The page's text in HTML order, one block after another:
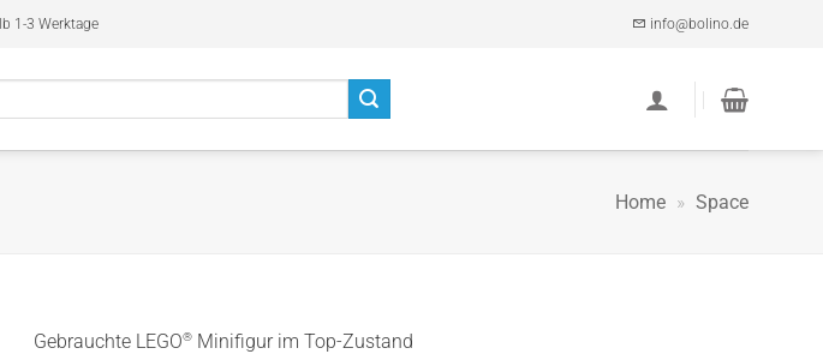
1-3 Werktage info@bolino.de
Home » Space
Gebrauchte LEGO® Minifigur im Top-Zustand